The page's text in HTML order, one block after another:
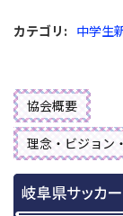
カテゴリ : 中学生
協会概要
理念・ビジョン